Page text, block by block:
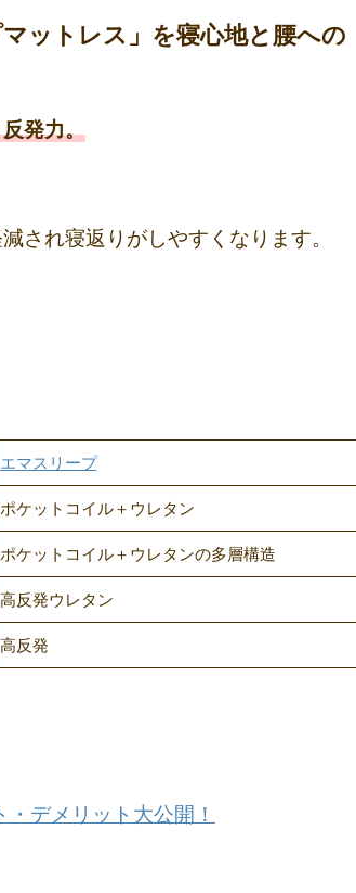
ットレス」を寝心地と腰への
反発力。
され寝返りがしやすくなります。
エマスリープ
ポケットコイル＋ウレタン
ポケットコイル＋ウレタンの多層構造
高反発ウレタン
高反発
デメリット大公開！